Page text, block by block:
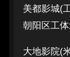
美都影城(
朝阳区工
大地影院(